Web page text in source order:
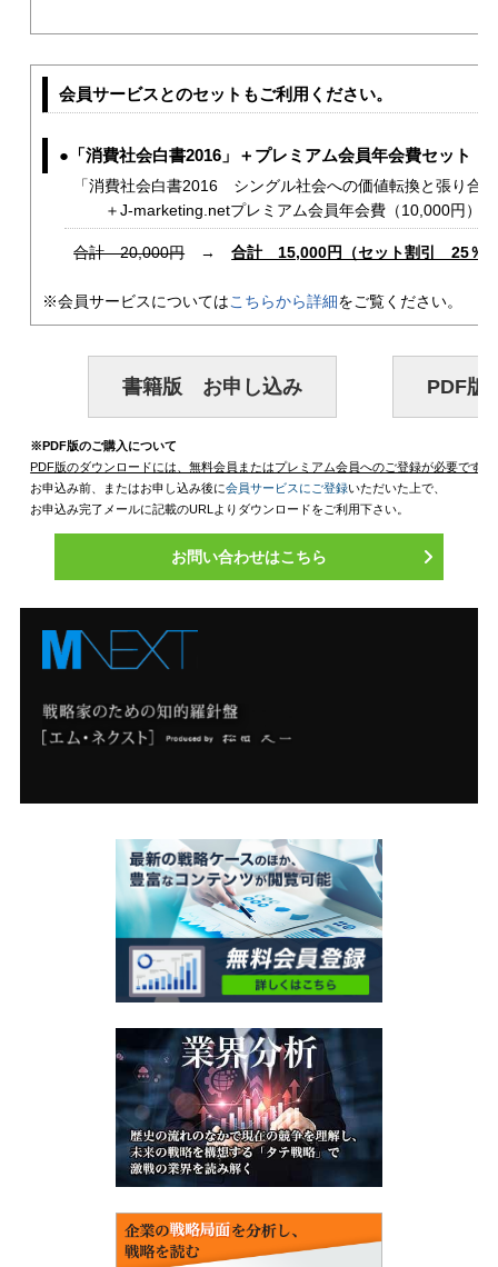
会員サービスとのセットもご利用ください。
●「消費社会白書2016」＋プレミアム会員年会費セット
「消費社会白書2016 シングル社会への価値転換と張り合い
＋J-marketing.netプレミアム会員年会費（10,000円）
合計 20,000円→合計 15,000円（セット割引 25％
※会員サービスについてはこちらから詳細をご覧ください。
※PDF版のご購入について
PDF版のダウンロードには、無料会員またはプレミアム会員へのご登録が必要です。
お申込み前、またはお申し込み後に会員サービスにご登録いただいた上で、
お申込み完了メールに記載のURLよりダウンロードをご利用下さい。
お問い合わせはこちら